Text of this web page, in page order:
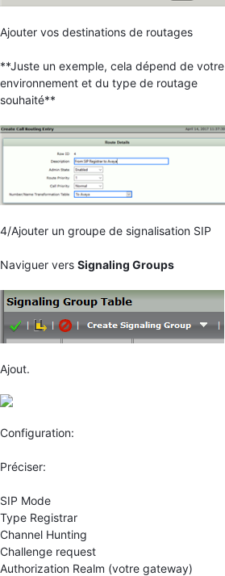
Ajouter vos destinations de routages
**Juste un exemple, cela dépend de votre
environnement et du type de routage
souhaité**
4/Ajouter un groupe de signalisation SIP
Naviguer vers Signaling Groups
Ajout.
Configuration:
Préciser:
SIP Mode
Type Registrar
Channel Hunting
Challenge request
Authorization Realm (votre gateway)